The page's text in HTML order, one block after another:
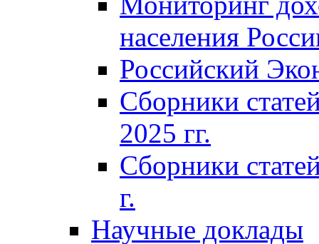
населения
Российский
Сборники
2025 гг.
Сборники
г.
Научные доклады